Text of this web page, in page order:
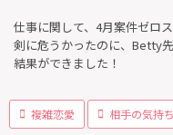
仕事に関して、4月案件ゼロ
剣に危うかったのに、Betty
結果ができました！
複雑恋愛 相手の気持ち